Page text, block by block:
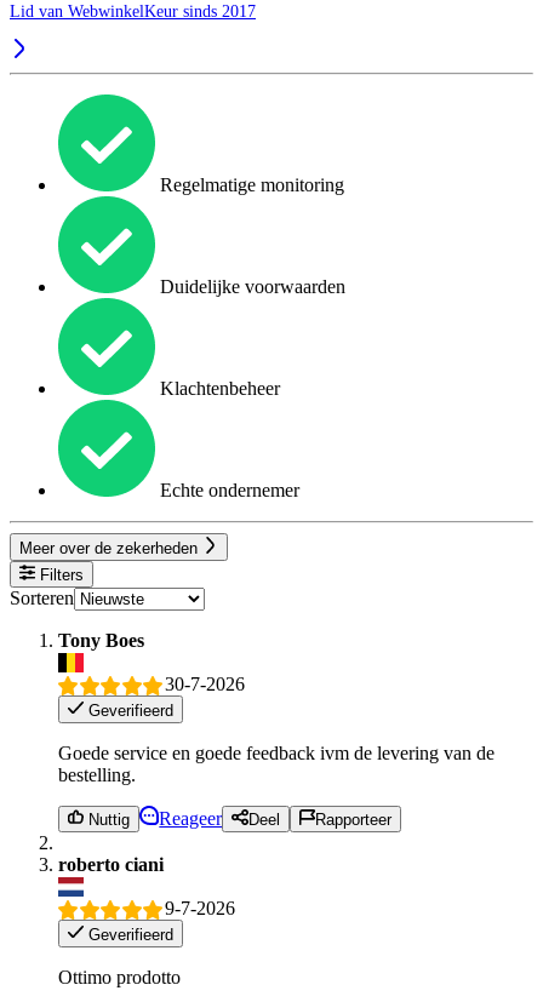
Lid van WebwinkelKeur sinds 2017
Regelmatige monitoring
Duidelijke voorwaarden
Klachtenbeheer
Echte ondernemer
Meer over de zekerheden
Filters
Sorteren
Tony Boes
30-7-2026
Geverifieerd
Goede service en goede feedback ivm de levering van de
bestelling.
Nuttig Reageer Deel Rapporteer
roberto ciani
9-7-2026
Geverifieerd
Ottimo prodotto